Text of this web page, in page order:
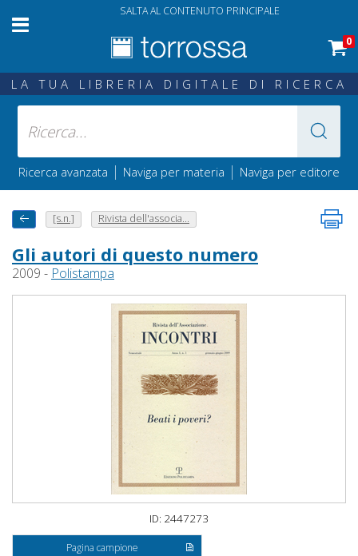
SALTA AL CONTENUTO PRINCIPALE
0
LA TUA LIBRERIA DIGITALE DI RICERCA
Ricerca avanzata | Naviga per materia | Naviga per editore
[s.n.] Rivista dell'associa...
Gli autori di questo numero
2009 - Polistampa
ID: 2447273
Pagina campione